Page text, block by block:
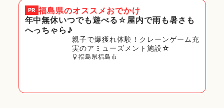
PR 福島県のオススメおでかけ
年中無休いつでも遊べる☆屋内で雨も暑さも
へっちゃら♪
親子で爆獲れ体験！クレーンゲーム充
実のアミューズメント施設☆
福島県福島市